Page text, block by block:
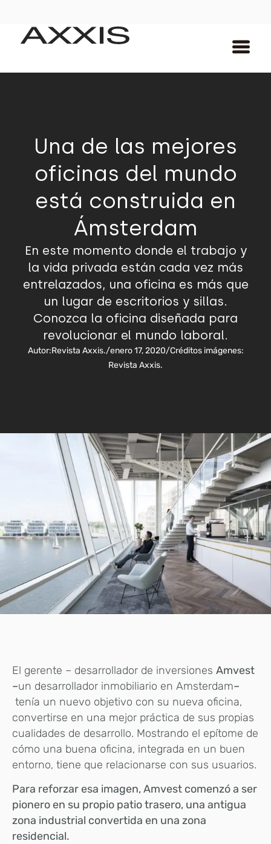
Una de las mejores
oficinas del mundo
está construida en
Ámsterdam
En este momento donde el trabajo y
la vida privada están cada vez más
entrelazados, una oficina es más que
un lugar de escritorios y sillas.
Conozca la oficina diseñada para
revolucionar el mundo laboral.
Autor:Revista Axxis./enero 17, 2020/Créditos imágenes:
Revista Axxis.
El gerente – desarrollador de inversiones Amvest
–un desarrollador inmobiliario en Amsterdam–
tenía un nuevo objetivo con su nueva oficina,
convertirse en una mejor práctica de sus propias
cualidades de desarrollo. Mostrando el epítome de
cómo una buena oficina, integrada en un buen
entorno, tiene que relacionarse con sus usuarios.
Para reforzar esa imagen, Amvest comenzó a ser
pionero en su propio patio trasero, una antigua
zona industrial convertida en una zona
residencial.